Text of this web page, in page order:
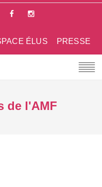
PRESSE
ÉLUS
de l'AMF